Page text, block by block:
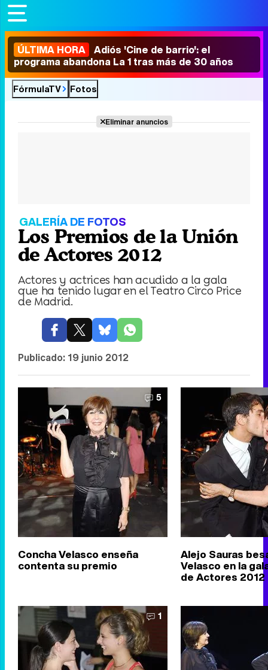
ÚLTIMA HORA Adiós 'Cine de barrio': el
programa abandona La 1 tras más de 30 años
FórmulaTV Fotos
Eliminar anuncios
GALERÍA DE FOTOS
Los Premios de la Unión
de Actores 2012
Actores y actrices han acudido a la gala
que ha tenido lugar en el Teatro Circo Price
de Madrid.
Publicado: 19 junio 2012
5
Concha Velasco enseña
contenta su premio
Alejo Sauras
Velasco en la
de Actores 2012
1